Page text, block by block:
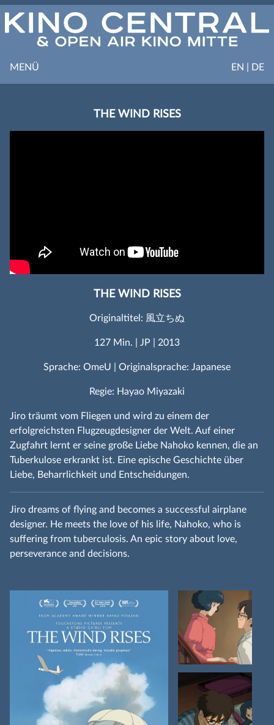
EN | DE
MENÜ
THE WIND RISES
THE WIND RISES
Originaltitel: 風立ちぬ
127 Min. | JP | 2013
Sprache: OmeU | Originalsprache: Japanese
Regie: Hayao Miyazaki
Jiro träumt vom Fliegen und wird zu einem der
erfolgreichsten Flugzeugdesigner der Welt. Auf einer
Zugfahrt lernt er seine große Liebe Nahoko kennen, die an
Tuberkulose erkrankt ist. Eine epische Geschichte über
Liebe, Beharrlichkeit und Entscheidungen.
Jiro dreams of flying and becomes a successful airplane
designer. He meets the love of his life, Nahoko, who is
suffering from tuberculosis. An epic story about love,
perseverance and decisions.